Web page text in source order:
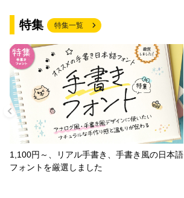
特集 特集一覧
1,100円～、リアル手書き、手書き風の日本語
フォントを厳選しました